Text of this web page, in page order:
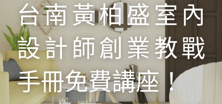
品牌故事
服務內容
服務流程
服務費用
設計觀點
台南黃柏盛室內
設計師創業教戰
手冊免費講座！